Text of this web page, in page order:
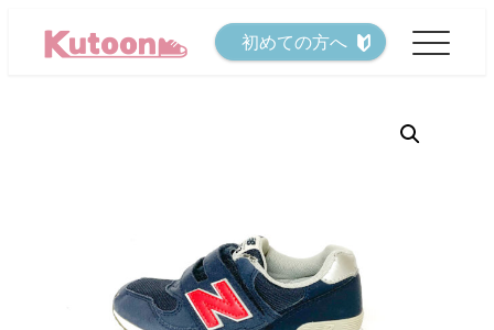
初めての方へ